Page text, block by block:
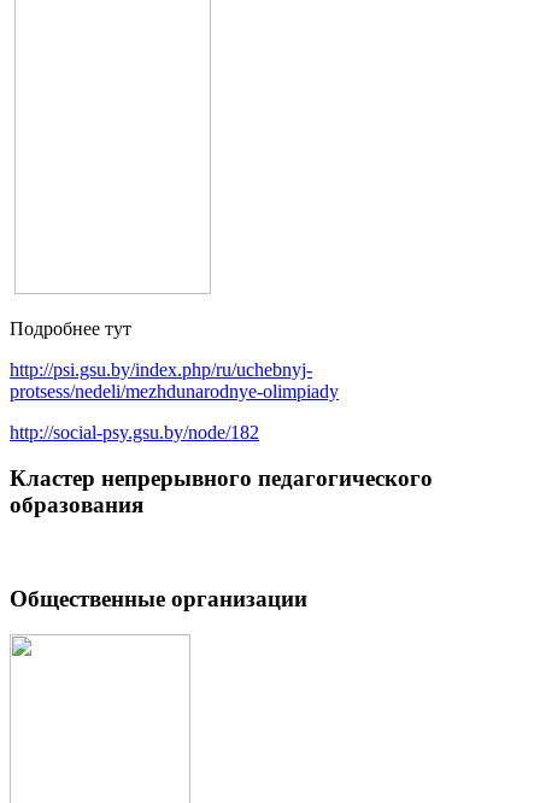
Подробнее тут
http://psi.gsu.by/index.php/ru/uchebnyj-
protsess/nedeli/mezhdunarodnye-olimpiady
http://social-psy.gsu.by/node/182
Кластер непрерывного педагогического
образования
Общественные организации